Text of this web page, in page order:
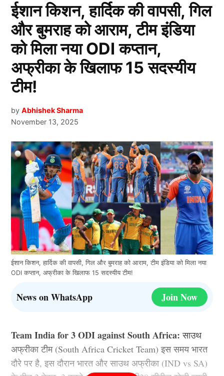
ईशान किशन, हार्दिक की वापसी, गिल
और बुमराह को आराम, टीम इंडिया
को मिला नया ODI कप्तान,
अफ्रीका के खिलाफ 15 सदस्यीय
टीम!
by Abhishek Sharma
November 13, 2025
ईशान किशन, हार्दिक की वापसी, गिल और बुमराह को आराम, टीम इंडिया को मिला नया
ODI कप्तान, अफ्रीका के खिलाफ 15 सदस्यीय टीम!
News on WhatsApp Join Now
Team India for 3 ODI against South Africa: साउथ
अफ्रीका टीम (South Africa Cricket Team) इस समय भारत
दौरे पर है, इस दौरान भारत और साउथ अफ्रीका (IND vs SA)